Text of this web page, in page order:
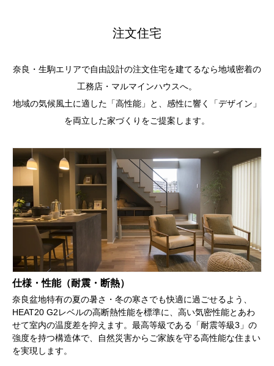
注文住宅
奈良・生駒エリアで自由設計の注文住宅を建てるなら地域密着の
工務店・マルマインハウスへ。
地域の気候風土に適した「高性能」と、感性に響く「デザイン」
を両立した家づくりをご提案します。
仕様・性能（耐震・断熱）
奈良盆地特有の夏の暑さ・冬の寒さでも快適に過ごせるよう、
HEAT20 G2レベルの高断熱性能を標準に、高い気密性能とあわ
せて室内の温度差を抑えます。最高等級である「耐震等級3」の
強度を持つ構造体で、自然災害からご家族を守る高性能な住まい
を実現します。